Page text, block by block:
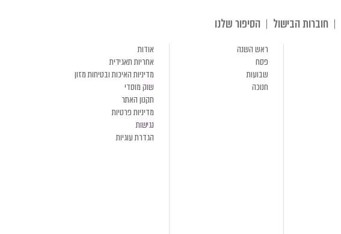
חוברות הבישול הסיפור שלנו
ראש השנה
פסח
שבועות
חנוכה
אודות
אחריות תאגידית
מדיניות האיכות ובטיחות מזון
שוק מוסדי
תקנון האתר
מדיניות פרטיות
נגישות
הגדרת עוגיות